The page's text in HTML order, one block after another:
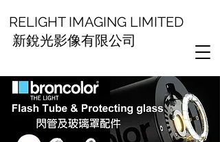
RELIGHT IMAGING LIMITED
新銳光影像有限公司